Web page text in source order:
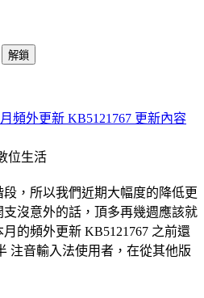
解鎖
頻外更新 KB5121767 更新內容
位生活
，所以我們近期大幅度的降低更
沒意外的話，頂多再幾週應該就
的頻外更新 KB5121767 之前還
注音輸入法使用者，在從其他版